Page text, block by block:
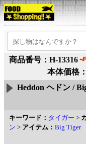
商品番号：H-13316
本体価格
Heddon ヘドン /
キーワード： タイガー >
ン > アイテム： Big Tiger